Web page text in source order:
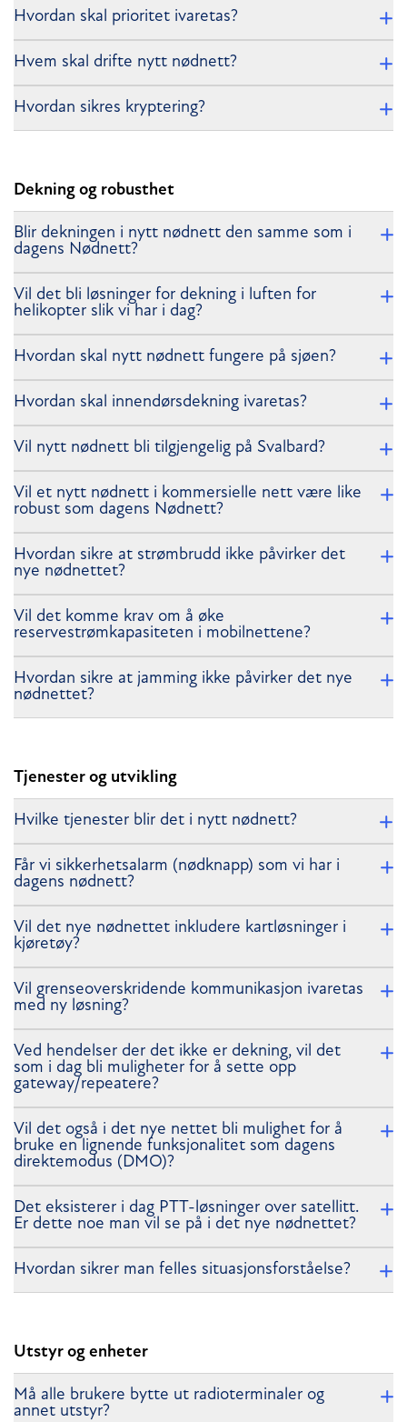
Hvordan skal prioritet ivaretas?
Hvem skal drifte nytt nødnett?
Hvordan sikres kryptering?
Dekning og robusthet
Blir dekningen i nytt nødnett den samme som i
dagens Nødnett?
Vil det bli løsninger for dekning i luften for
helikopter slik vi har i dag?
Hvordan skal nytt nødnett fungere på sjøen?
Hvordan skal innendørsdekning ivaretas?
Vil nytt nødnett bli tilgjengelig på Svalbard?
Vil et nytt nødnett i kommersielle nett være like
robust som dagens Nødnett?
Hvordan sikre at strømbrudd ikke påvirker det
nye nødnettet?
Vil det komme krav om å øke
reservestrømkapasiteten i mobilnettene?
Hvordan sikre at jamming ikke påvirker det nye
nødnettet?
Tjenester og utvikling
Hvilke tjenester blir det i nytt nødnett?
Får vi sikkerhetsalarm (nødknapp) som vi har i
dagens nødnett?
Vil det nye nødnettet inkludere kartløsninger i
kjøretøy?
Vil grenseoverskridende kommunikasjon ivaretas
med ny løsning?
Ved hendelser der det ikke er dekning, vil det
som i dag bli muligheter for å sette opp
gateway/repeatere?
Vil det også i det nye nettet bli mulighet for å
bruke en lignende funksjonalitet som dagens
direktemodus (DMO)?
Det eksisterer i dag PTT-løsninger over satellitt.
Er dette noe man vil se på i det nye nødnettet?
Hvordan sikrer man felles situasjonsforståelse?
Utstyr og enheter
Må alle brukere bytte ut radioterminaler og
annet utstyr?